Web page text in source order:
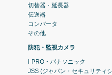
切替器・延長器
伝送器
コンバータ
その他
防犯・監視カメラ
i-PRO・パナソニック
JSS (ジャパン・セキュリティシ